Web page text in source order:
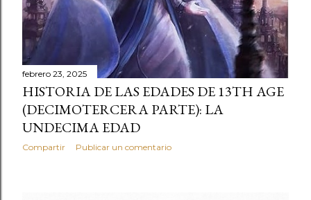
febrero 23, 2025
HISTORIA DE LAS EDADES DE 13TH AGE
(DECIMOTERCERA PARTE): LA
UNDECIMA EDAD
Compartir Publicar un comentario